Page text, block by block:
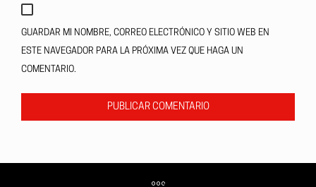
GUARDAR MI NOMBRE, CORREO ELECTRÓNICO Y SITIO WEB EN
ESTE NAVEGADOR PARA LA PRÓXIMA VEZ QUE HAGA UN
COMENTARIO.